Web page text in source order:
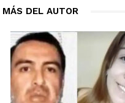
MÁS DEL AUTOR